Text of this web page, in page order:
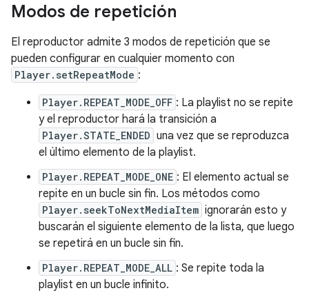
Modos de repetición
El reproductor admite 3 modos de repetición que se
pueden configurar en cualquier momento con
Player.setRepeatMode :
Player.REPEAT_MODE_OFF : La playlist no se repite
y el reproductor hará la transición a
Player.STATE_ENDED una vez que se reproduzca
el último elemento de la playlist.
Player.REPEAT_MODE_ONE : El elemento actual se
repite en un bucle sin fin. Los métodos como
Player.seekToNextMediaItem ignorarán esto y
buscarán el siguiente elemento de la lista, que luego
se repetirá en un bucle sin fin.
Player.REPEAT_MODE_ALL : Se repite toda la
playlist en un bucle infinito.